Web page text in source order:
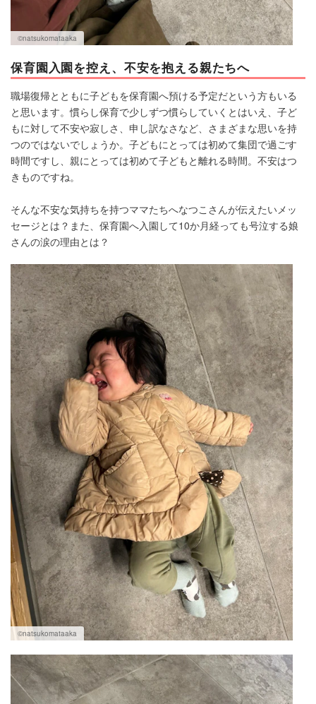
©︎natsukomataaka
保育園入園を控え、不安を抱える親たちへ
職場復帰とともに子どもを保育園へ預ける予定だという方もいる
と思います。慣らし保育で少しずつ慣らしていくとはいえ、子ど
もに対して不安や寂しさ、申し訳なさなど、さまざまな思いを持
つのではないでしょうか。子どもにとっては初めて集団で過ごす
時間ですし、親にとっては初めて子どもと離れる時間。不安はつ
きものですね。
そんな不安な気持ちを持つママたちへなつこさんが伝えたいメッ
セージとは？また、保育園へ入園して10か月経っても号泣する娘
さんの涙の理由とは？
©︎natsukomataaka